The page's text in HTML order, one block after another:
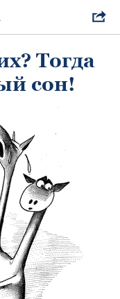
Тогда
сон!